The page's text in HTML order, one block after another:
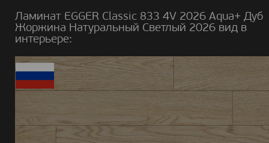
Ламинат EGGER Classic 833 4V 2026 Aqua+ Дуб
Жоржина Натуральный Светлый 2026 вид в
интерьере: